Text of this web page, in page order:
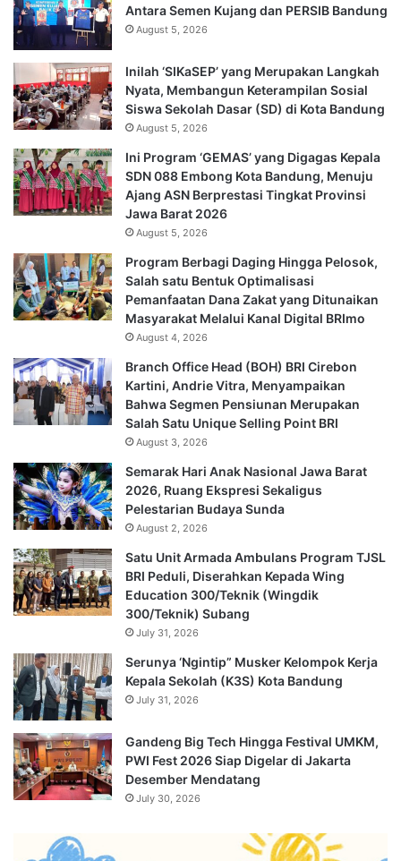
Antara Semen Kujang dan PERSIB Bandung
August 5, 2026
Inilah ‘SIKaSEP’ yang Merupakan Langkah
Nyata, Membangun Keterampilan Sosial
Siswa Sekolah Dasar (SD) di Kota Bandung
August 5, 2026
Ini Program ‘GEMAS’ yang Digagas Kepala
SDN 088 Embong Kota Bandung, Menuju
Ajang ASN Berprestasi Tingkat Provinsi
Jawa Barat 2026
August 5, 2026
Program Berbagi Daging Hingga Pelosok,
Salah satu Bentuk Optimalisasi
Pemanfaatan Dana Zakat yang Ditunaikan
Masyarakat Melalui Kanal Digital BRImo
August 4, 2026
Branch Office Head (BOH) BRI Cirebon
Kartini, Andrie Vitra, Menyampaikan
Bahwa Segmen Pensiunan Merupakan
Salah Satu Unique Selling Point BRI
August 3, 2026
Semarak Hari Anak Nasional Jawa Barat
2026, Ruang Ekspresi Sekaligus
Pelestarian Budaya Sunda
August 2, 2026
Satu Unit Armada Ambulans Program TJSL
BRI Peduli, Diserahkan Kepada Wing
Education 300/Teknik (Wingdik
300/Teknik) Subang
July 31, 2026
Serunya ‘Ngintip” Musker Kelompok Kerja
Kepala Sekolah (K3S) Kota Bandung
July 31, 2026
Gandeng Big Tech Hingga Festival UMKM,
PWI Fest 2026 Siap Digelar di Jakarta
Desember Mendatang
July 30, 2026